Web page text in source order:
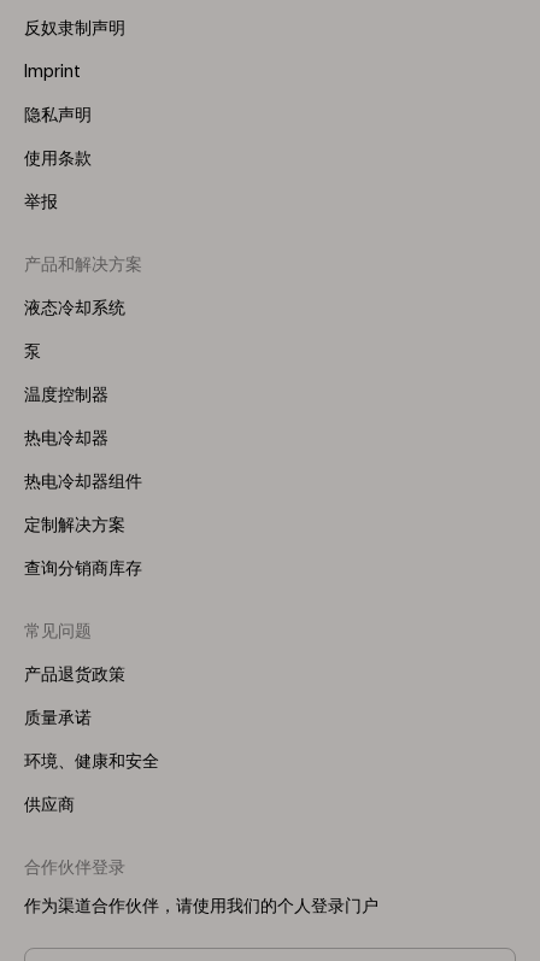
反奴隶制声明
Imprint
隐私声明
使用条款
举报
Footer
Menu
产品和解决方案
液态冷却系统
泵
温度控制器
热电冷却器
热电冷却器组件
定制解决方案
查询分销商库存
常见问题
产品退货政策
质量承诺
环境、健康和安全
供应商
合作伙伴登录
作为渠道合作伙伴，请使用我们的个人登录门户